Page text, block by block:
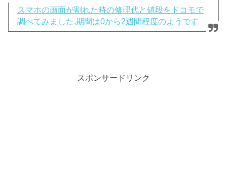
スマホの画面が割れた時の修理代と値段をドコモで
調べてみました,期間は0から2週間程度のようです
スポンサードリンク